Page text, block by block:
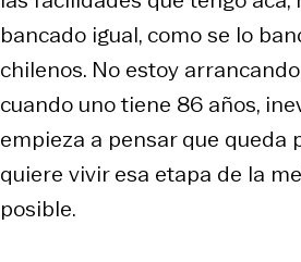
bancado igual, como se lo
chilenos. No estoy
cuando uno tiene 86 años,
empieza a pensar que queda
quiere vivir esa etapa de la
posible.